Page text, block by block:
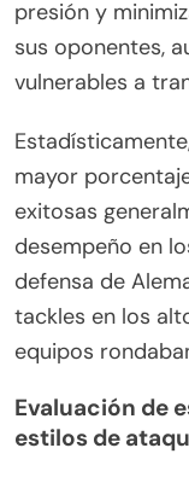
presión y
sus oponentes,
vulnerables a
mayor
exitosas
desempeño en
defensa de
tackles en los
equipos
Evaluación de
estilos de